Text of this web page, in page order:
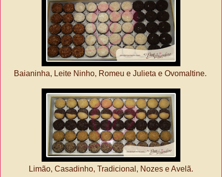
Baianinha, Leite Ninho, Romeu e Julieta e Ovomaltine.
Limão, Casadinho, Tradicional, Nozes e Avelã.